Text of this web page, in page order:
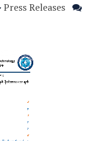
Press Releases